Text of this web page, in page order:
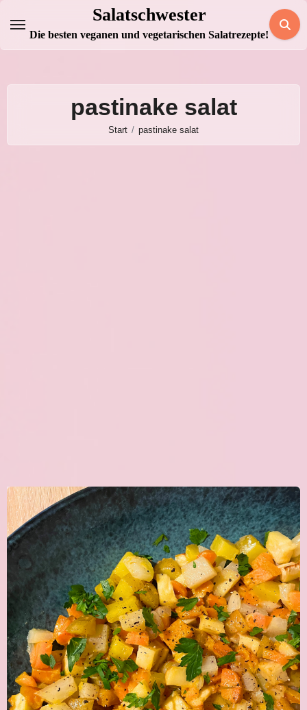
Inhalt
springen
Salatschwester
Die besten veganen und vegetarischen Salatrezepte!
pastinake salat
Start pastinake salat